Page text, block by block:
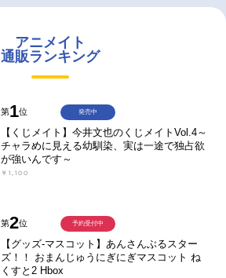
アニメイト
通販ランキング
第1位
【くじメイト】今井文也のくじメイトVol.4～
チャラめに見える幼馴染、実は一途で独占欲
が強いんです～
￥1,100
発売中
第2位
【グッズ-マスコット】あんさんぶるスター
ズ！！ おまんじゅうにぎにぎマスコット ね
くすと2 Hbox
予約受付中